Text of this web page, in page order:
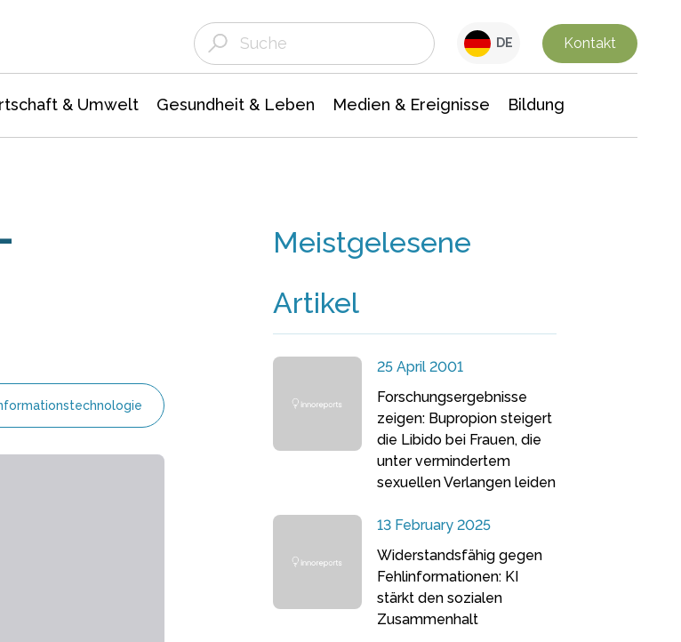
DE Kontakt
& Umwelt Gesundheit & Leben Medien & Ereignisse Bildung
Meistgelesene
Artikel
25 April 2001
Forschungsergebnisse
zeigen: Bupropion steigert
die Libido bei Frauen, die
unter vermindertem
sexuellen Verlangen leiden
13 February 2025
Widerstandsfähig gegen
Fehlinformationen: KI
stärkt den sozialen
Zusammenhalt